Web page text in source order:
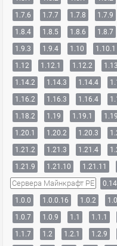
1.7.6
1.7.7 1.7.8 1.7.9
1.8.4
1.8.5 1.8.6 1.8.7
1.9.3
1.9.4 1.10 1.10.1
1.12
1.12.1 1.12.2 1.13
1.14.2
1.14.3 1.14.4
1.16.2
1.16.3 1.16.4
1.18.2
1.19 1.19.1
1.20.1
1.20.2 1.20.3
1.21.2
1.21.3 1.21.4
1.21.9
1.21.10 1.21.11
Сервера Майнкрафт PE
1.0.0
1.0.0.16 1.0.2
1.0.7
1.0.9 1.1 1.1.1
1.1.7
1.2 1.2.1 1.2.9